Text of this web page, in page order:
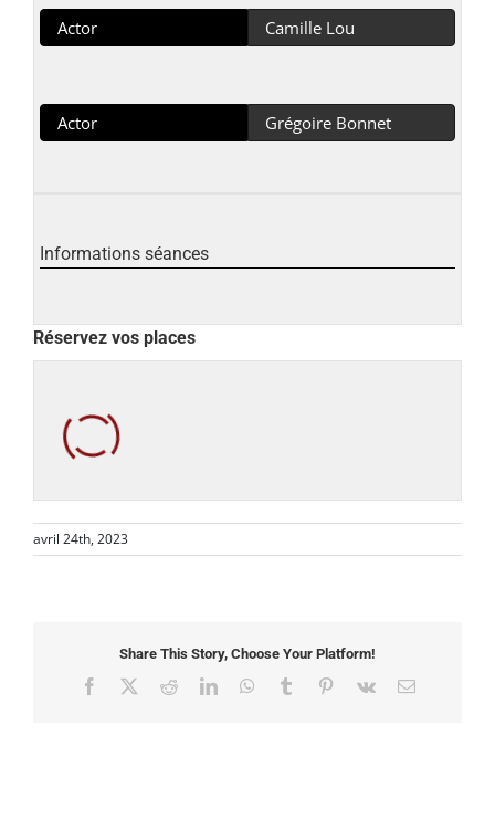
Actor Camille Lou
Actor Grégoire Bonnet
Informations séances
Réservez vos places
avril 24th, 2023
Share This Story, Choose Your Platform!
Facebook RedditLinkedInWhatsApp
Tumblr Pinterest
Vk Email